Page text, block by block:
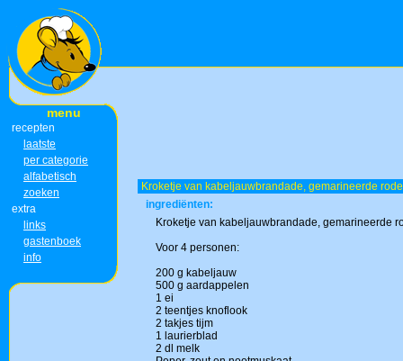
menu
recepten
laatste
per categorie
alfabetisch
zoeken
extra
links
gastenboek
info
Kroketje van kabeljauwbrandade, gemarineerde rode
ingrediënten:
Kroketje van kabeljauwbrandade, gemarineerde
Voor 4 personen:
200 g kabeljauw
500 g aardappelen
1 ei
2 teentjes knoflook
2 takjes tijm
1 laurierblad
2 dl melk